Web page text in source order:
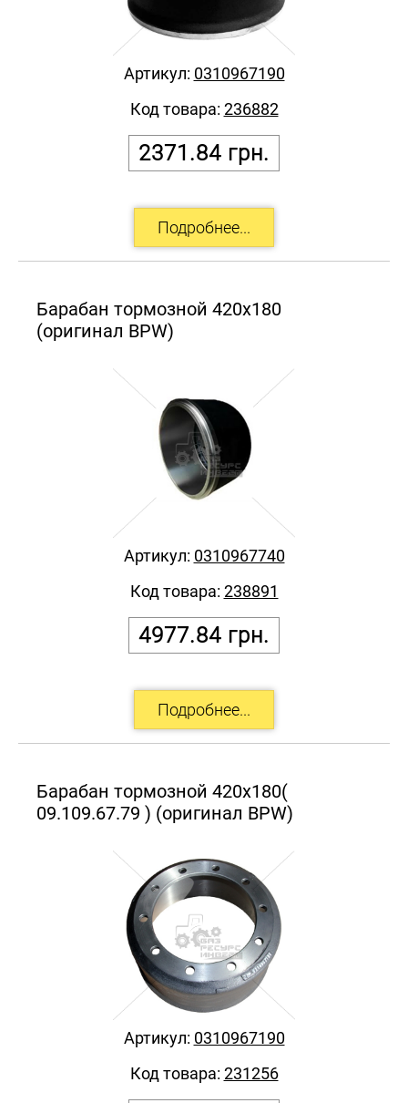
2371.84 грн.
Артикул: 0310967190
Код товара: 236882
Барабан тормозной 420х180
(оригинал BPW)
4977.84 грн.
Артикул: 0310967740
Код товара: 238891
Барабан тормозной 420х180(
09.109.67.79 ) (оригинал BPW)
Артикул: 0310967190
Код товара: 231256